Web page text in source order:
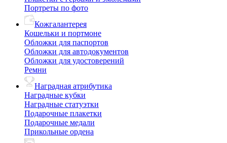
Портреты по фото
Кожгалантерея
Кошельки и портмоне
Обложки для паспортов
Обложки для автодокументов
Обложки для удостоверений
Ремни
Наградная атрибутика
Наградные кубки
Наградные статуэтки
Подарочные плакетки
Подарочные медали
Прикольные ордена